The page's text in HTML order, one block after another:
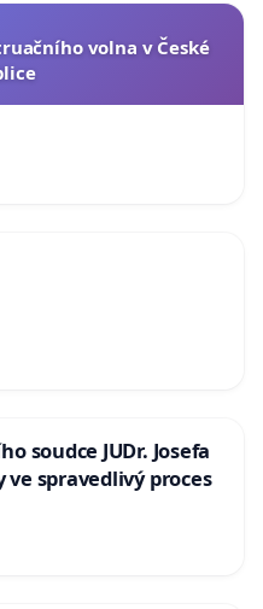
volna v České
soudce JUDr. Josefa
spravedlivý proces